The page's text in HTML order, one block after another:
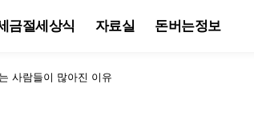
금절세상식 자료실 돈버는정보
사람들이 많아진 이유